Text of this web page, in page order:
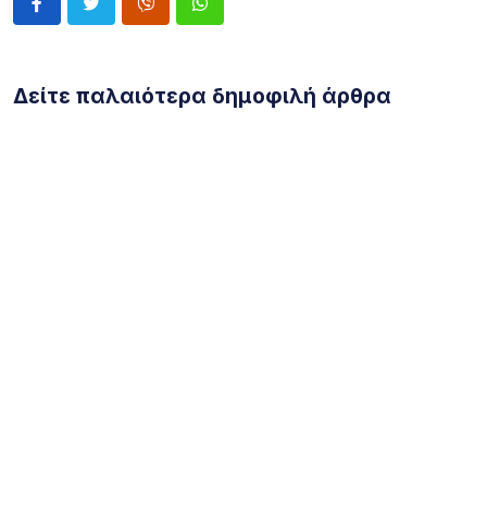
Δείτε παλαιότερα δημοφιλή άρθρα